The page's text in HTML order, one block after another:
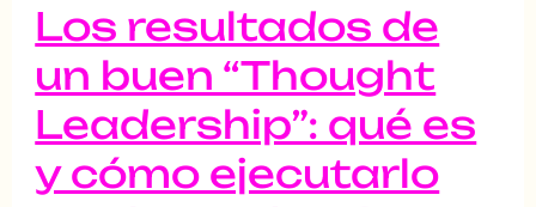
Los resultados de
un buen “Thought
Leadership”: qué es
y cómo ejecutarlo
qué
es
y
cómo
ejecutarlo